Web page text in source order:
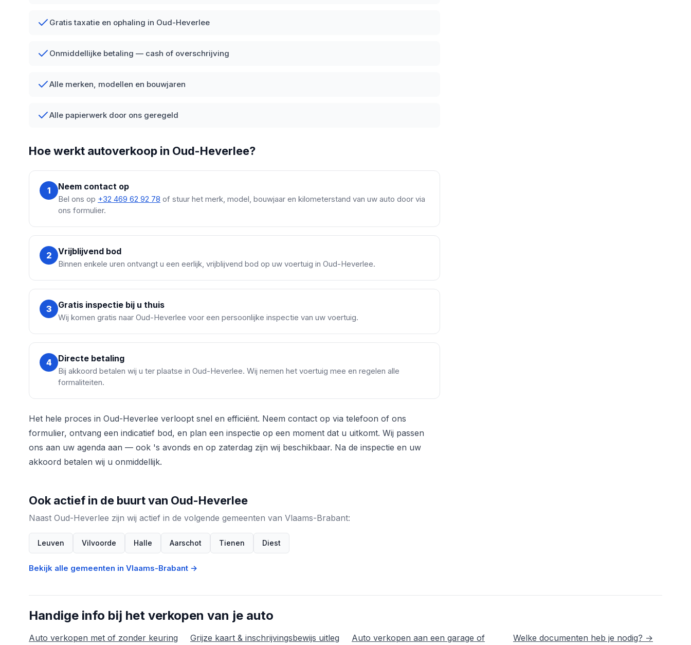
Gratis taxatie en ophaling in Oud-Heverlee
Onmiddellijke betaling — cash of overschrijving
Alle merken, modellen en bouwjaren
Alle papierwerk door ons geregeld
Hoe werkt autoverkoop in Oud-Heverlee?
1 Neem contact op
Bel ons op +32 469 62 92 78 of stuur het merk, model, bouwjaar en kilometerstand van uw auto door via
ons formulier.
2 Vrijblijvend bod
Binnen enkele uren ontvangt u een eerlijk, vrijblijvend bod op uw voertuig in Oud-Heverlee.
3 Gratis inspectie bij u thuis
Wij komen gratis naar Oud-Heverlee voor een persoonlijke inspectie van uw voertuig.
4 Directe betaling
Bij akkoord betalen wij u ter plaatse in Oud-Heverlee. Wij nemen het voertuig mee en regelen alle
formaliteiten.
Het hele proces in Oud-Heverlee verloopt snel en efficiënt. Neem contact op via telefoon of ons
formulier, ontvang een indicatief bod, en plan een inspectie op een moment dat u uitkomt. Wij passen
ons aan uw agenda aan — ook 's avonds en op zaterdag zijn wij beschikbaar. Na de inspectie en uw
akkoord betalen wij u onmiddellijk.
Ook actief in de buurt van Oud-Heverlee
Naast Oud-Heverlee zijn wij actief in de volgende gemeenten van Vlaams-Brabant:
Leuven Vilvoorde Halle Aarschot Tienen Diest
Bekijk alle gemeenten in Vlaams-Brabant →
Handige info bij het verkopen van je auto
Auto verkopen met of zonder keuring
Grijze kaart & inschrijvingsbewijs uitleg
Auto verkopen aan een garage of
Welke documenten heb je nodig? →